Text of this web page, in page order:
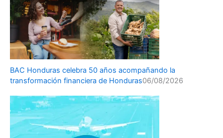
BAC Honduras celebra 50 años acompañando la
transformación financiera de Honduras06/08/2026